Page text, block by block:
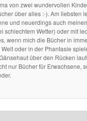
von zwei wundervollen
über alles :-). Am liebsten
und neuerdings auch
schlechtem Wetter) oder mit
wenn mich die Bücher in
oder in der Phantasie
über den Rücken
nur Bücher für Erwachsene,